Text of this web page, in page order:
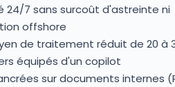
24/7 sans surcoût d'astreinte ni
offshore
de traitement réduit de 20 à
équipés d'un copilot
sur documents internes